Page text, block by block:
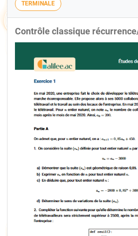
TERMINALE
Contrôle classique